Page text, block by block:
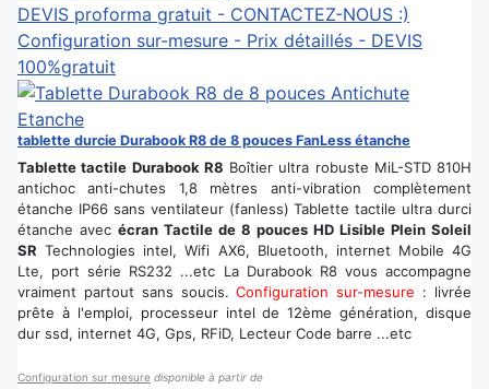
DEVIS proforma gratuit - CONTACTEZ-NOUS :)
Configuration sur-mesure - Prix détaillés - DEVIS
100%gratuit
tablette durcie Durabook R8 de 8 pouces FanLess étanche
Tablette tactile Durabook R8 Boîtier ultra robuste MiL-STD 810H
antichoc anti-chutes 1,8 mètres anti-vibration complètement
étanche IP66 sans ventilateur (fanless) Tablette tactile ultra durci
étanche avec écran Tactile de 8 pouces HD Lisible Plein Soleil
SR Technologies intel, Wifi AX6, Bluetooth, internet Mobile 4G
Lte, port série RS232 ...etc La Durabook R8 vous accompagne
vraiment partout sans soucis.Configuration sur-mesure : livrée
prête à l'emploi, processeur intel de 12ème génération, disque
dur ssd, internet 4G, Gps, RFiD, Lecteur Code barre ...etc
Configuration sur mesure disponible à partir de